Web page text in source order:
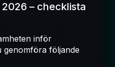
– checklista
inför
genomföra följande